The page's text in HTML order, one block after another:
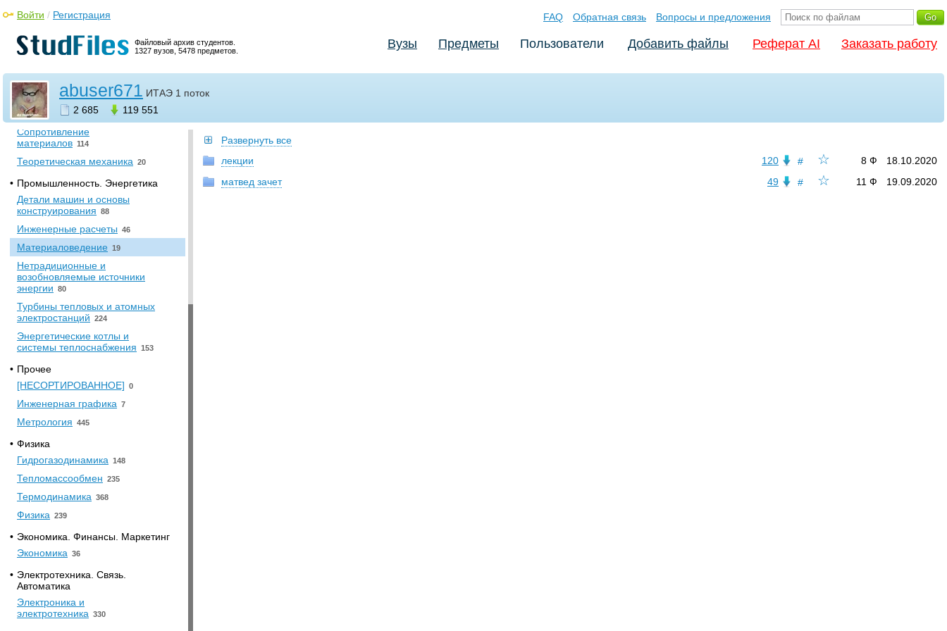
Файловый архив студентов.
1327 вузов, 5478 предметов.
Войти / Регистрация FAQ Обратная связь Вопросы и предложения
Вузы Предметы Пользователи Добавить файлы Реферат AI Заказать работу
abuser671 ИТАЭ 1 поток
2 685
119 551
Информационное
управления 7
Высшая математика 44
• Механика
Прикладная механика
0
Сопротивление
материалов 114
Теоретическая механика 20
• Промышленность. Энергетика
Детали машин и основы
конструирования 88
Инженерные расчеты 46
Материаловедение 19
Нетрадиционные и
возобновляемые источники
энергии 80
Турбины тепловых и атомных
электростанций 224
Энергетические котлы и
системы теплоснабжения 153
• Прочее
[НЕСОРТИРОВАННОЕ] 0
Инженерная графика 7
Метрология 445
• Физика
Гидрогазодинамика 148
Тепломассообмен 235
Термодинамика 368
Физика 239
• Экономика. Финансы. Маркетинг
Экономика 36
• Электротехника. Связь.
Автоматика
Электроника и
электротехника 330
Развернуть все
☆
# 18.10.2020
8 Ф
120
лекции
☆
# 19.09.2020
11 Ф
49
матвед зачет